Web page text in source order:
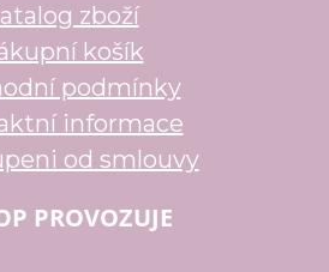
zboží
košík
podmínky
informace
od smlouvy
PROVOZUJE